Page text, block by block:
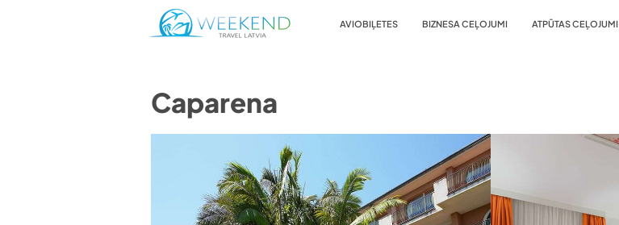
AVIOBIĻETES BIZNESA CEĻOJUMI ATPŪTAS CEĻOJUMI
Caparena